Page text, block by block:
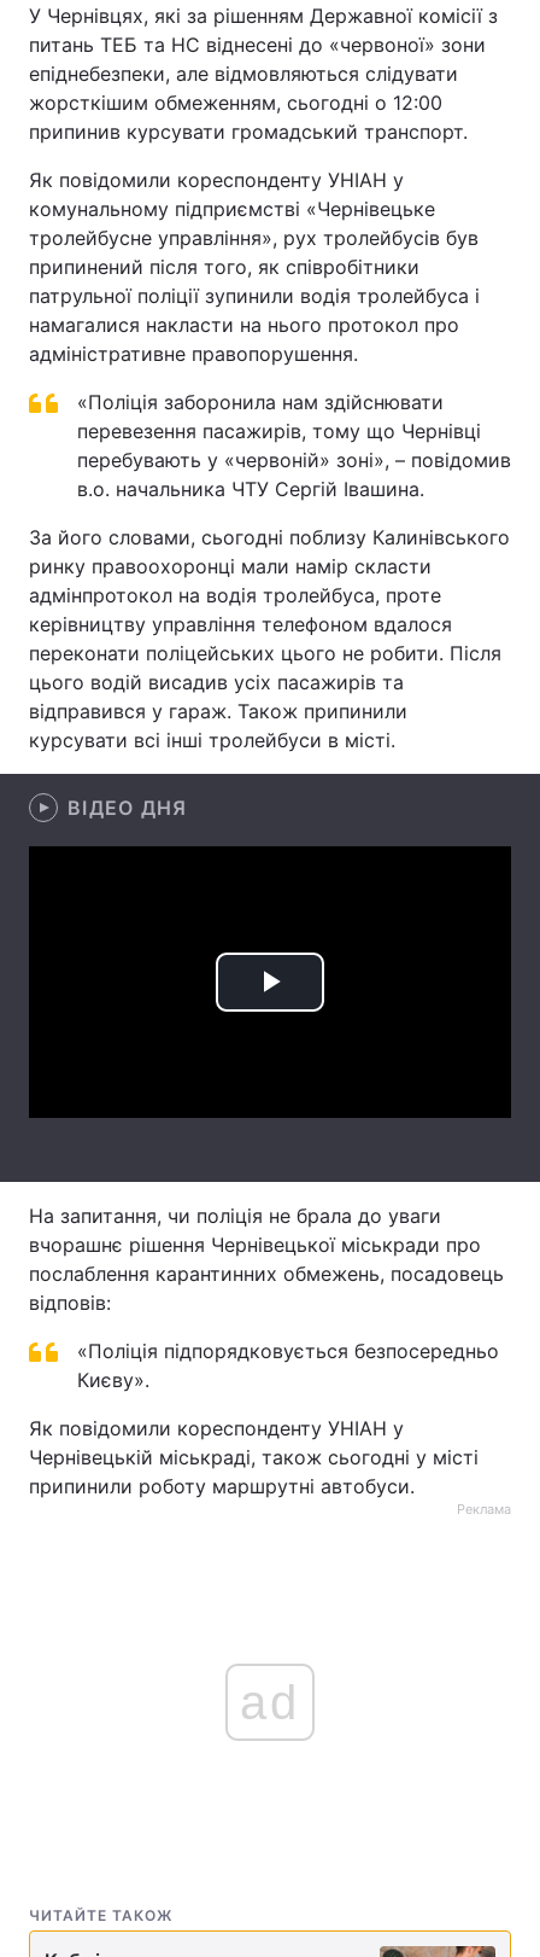
Спорт Наука
Техно і зв'язок Лайт
Здоров'я Туризм
Цікавинки Погода
Екологія Регіони
Відео з Youtube Статті
Інтерв'ю Думки
Контакти
Послуги
У Чернівцях, які за рішенням Державної комісії з
питань ТЕБ та НС віднесені до «червоної» зони
епіднебезпеки, але відмовляються слідувати
жорсткішим обмеженням, сьогодні о 12:00
припинив курсувати громадський транспорт.
Як повідомили кореспонденту УНІАН у
комунальному підприємстві «Чернівецьке
тролейбусне управління», рух тролейбусів був
припинений після того, як співробітники
патрульної поліції зупинили водія тролейбуса і
намагалися накласти на нього протокол про
адміністративне правопорушення.
«Поліція заборонила нам здійснювати
перевезення пасажирів, тому що Чернівці
перебувають у «червоній» зоні», – повідомив
в.о. начальника ЧТУ Сергій Івашина.
За його словами, сьогодні поблизу Калинівського
ринку правоохоронці мали намір скласти
адмінпротокол на водія тролейбуса, проте
керівництву управління телефоном вдалося
переконати поліцейських цього не робити. Після
цього водій висадив усіх пасажирів та
відправився у гараж. Також припинили
курсувати всі інші тролейбуси в місті.
ВІДЕО ДНЯ
Play
На запитання, чи поліція не брала до уваги
вчорашнє рішення Чернівецької міськради про
послаблення карантинних обмежень, посадовець
відповів:
«Поліція підпорядковується безпосередньо
Києву».
Як повідомили кореспонденту УНІАН у
Чернівецькій міськраді, також сьогодні у місті
припинили роботу маршрутні автобуси.
Реклама
ad
ЧИТАЙТЕ ТАКОЖ